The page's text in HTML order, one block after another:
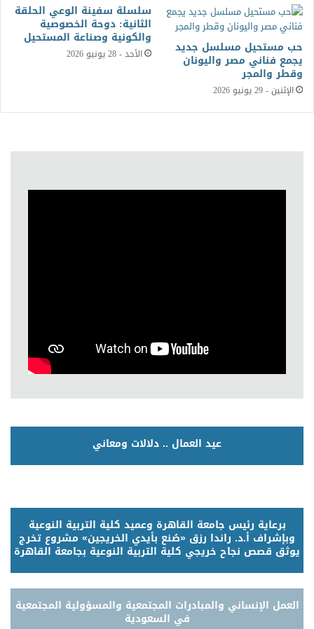
حب مستحيل مسلسل جديد
يجمع فناني مصر واليونان
وقطر والمجر
الإثنين - 29 يونيو 2026
سلسلة سفينة الوعي الحلقة
الثانية: دوحة الخصوصية
والكونية وصناعة المستحيل
الأحد - 28 يونيو 2026
عيد العمال .. دلالات ومعاني
برعاية رئيس جامعة القاهرة وعميد كلية التربية النوعية
وبإشراف أ.د. راندا رزق «صُنع بأيدي الخريجين» مشروع تخرج
يوثق قصص نجاح خريجي كلية التربية النوعية بجامعة القاهرة
العمل الإنساني والمبادرات المجتمعية والمسؤولية المجتمعية
في السعودية